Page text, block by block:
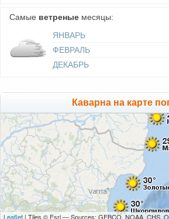
Самые ветреные месяцы:
ЯНВАРЬ
ФЕВРАЛЬ
ДЕКАБРЬ
Каварна на карте
Leaflet | Tiles © Esri — Sources: GEBCO, NOAA, CHS,